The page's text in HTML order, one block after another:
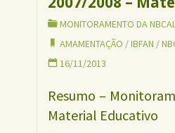
MONITORAMENTO DA
AMAMENTAÇÃO /IBFAN /
16/11/2013
Resumo –
Material Educativo